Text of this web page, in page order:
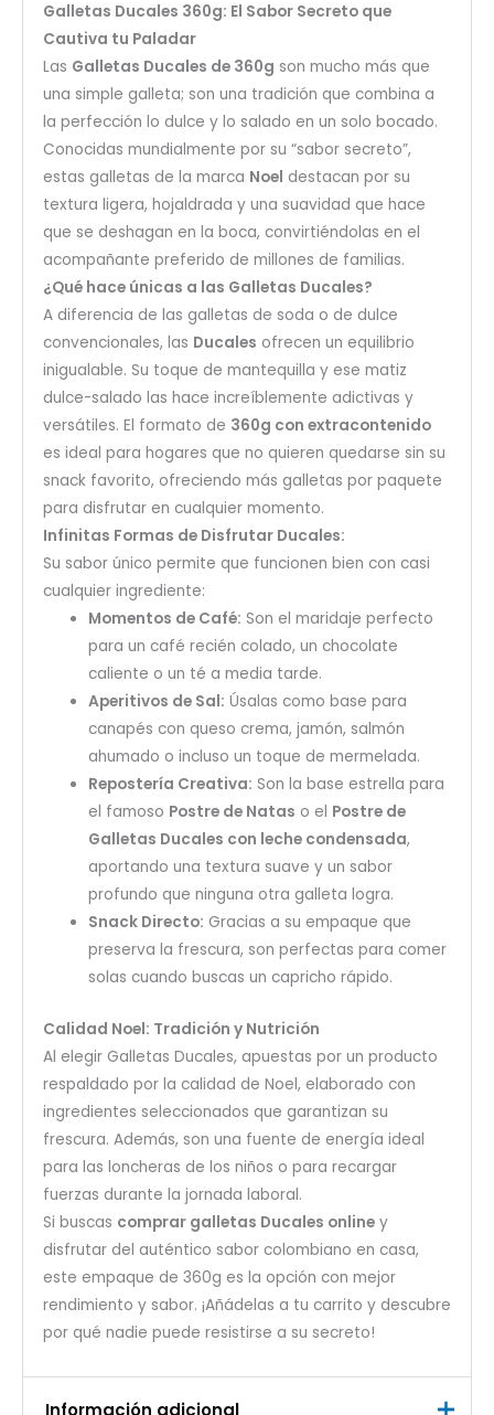
Galletas Ducales 360g: El Sabor Secreto que
Cautiva tu Paladar
Las Galletas Ducales de 360g son mucho más que
una simple galleta; son una tradición que combina a
la perfección lo dulce y lo salado en un solo bocado.
Conocidas mundialmente por su “sabor secreto”,
estas galletas de la marca Noel destacan por su
textura ligera, hojaldrada y una suavidad que hace
que se deshagan en la boca, convirtiéndolas en el
acompañante preferido de millones de familias.
¿Qué hace únicas a las Galletas Ducales?
A diferencia de las galletas de soda o de dulce
convencionales, las Ducales ofrecen un equilibrio
inigualable. Su toque de mantequilla y ese matiz
dulce-salado las hace increíblemente adictivas y
versátiles. El formato de 360g con extracontenido
es ideal para hogares que no quieren quedarse sin su
snack favorito, ofreciendo más galletas por paquete
para disfrutar en cualquier momento.
Infinitas Formas de Disfrutar Ducales:
Su sabor único permite que funcionen bien con casi
cualquier ingrediente:
Momentos de Café: Son el maridaje perfecto
para un café recién colado, un chocolate
caliente o un té a media tarde.
Aperitivos de Sal: Úsalas como base para
canapés con queso crema, jamón, salmón
ahumado o incluso un toque de mermelada.
Repostería Creativa: Son la base estrella para
el famoso Postre de Natas o el Postre de
Galletas Ducales con leche condensada,
aportando una textura suave y un sabor
profundo que ninguna otra galleta logra.
Snack Directo: Gracias a su empaque que
preserva la frescura, son perfectas para comer
solas cuando buscas un capricho rápido.
Calidad Noel: Tradición y Nutrición
Al elegir Galletas Ducales, apuestas por un producto
respaldado por la calidad de Noel, elaborado con
ingredientes seleccionados que garantizan su
frescura. Además, son una fuente de energía ideal
para las loncheras de los niños o para recargar
fuerzas durante la jornada laboral.
Si buscas comprar galletas Ducales onliney
disfrutar del auténtico sabor colombiano en casa,
este empaque de 360g es la opción con mejor
rendimiento y sabor. ¡Añádelas a tu carrito y descubre
por qué nadie puede resistirse a su secreto!
Información adicional